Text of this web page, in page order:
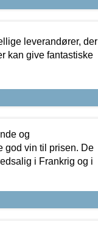
leverandører, der
kan give fantastiske
og
god vin til prisen. De
i Frankrig og i